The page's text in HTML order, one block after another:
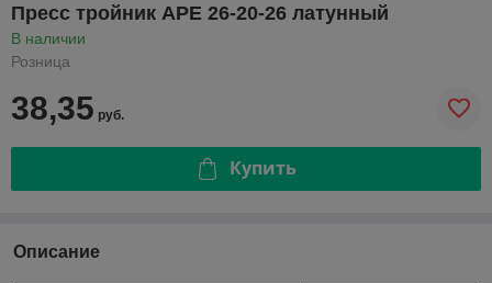
Пресс тройник APE 26-20-26 латунный
В наличии
Розница
38,35 руб.
Купить
Описание